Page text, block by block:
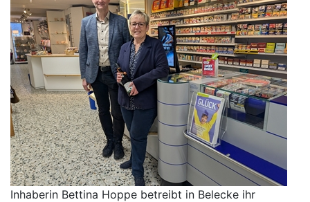
Inhaberin Bettina Hoppe betreibt in Belecke ihr